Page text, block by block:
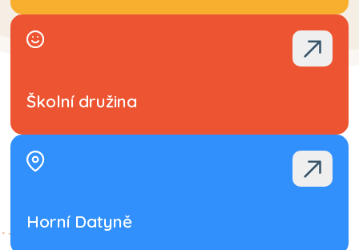
Školní družina
Horní Datyně